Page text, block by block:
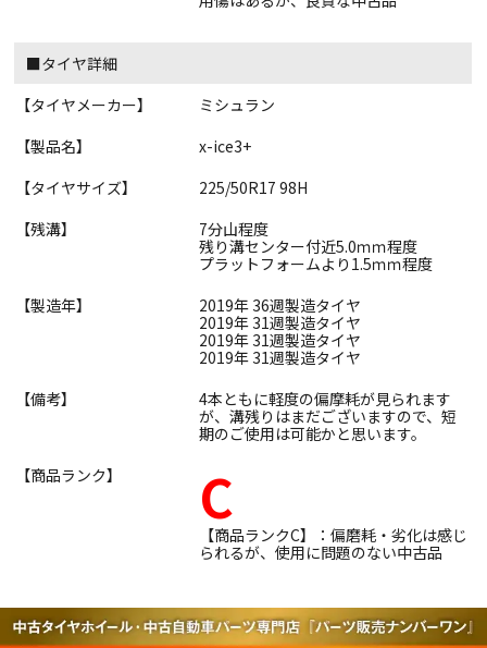
■タイヤ詳細
【タイヤメーカー】
ミシュラン
【製品名】
x-ice3+
【タイヤサイズ】
225/50R17 98H
【残溝】
7分山程度
残り溝センター付近5.0ｍｍ程度
プラットフォームより1.5ｍｍ程度
【製造年】
2019年 36週製造タイヤ
2019年 31週製造タイヤ
2019年 31週製造タイヤ
2019年 31週製造タイヤ
【備考】
4本ともに軽度の偏摩耗が見られます
が、溝残りはまだございますので、短
期のご使用は可能かと思います。
【商品ランク】
C
【商品ランクC】：偏磨耗・劣化は感じ
られるが、使用に問題のない中古品